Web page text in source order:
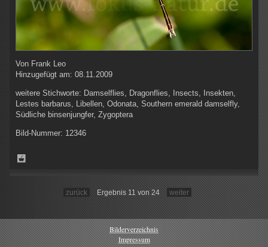
Von Frank Leo
Hinzugefügt am: 08.11.2009
weitere Stichworte: Damselflies, Dragonflies, Insects, Insekten,
Lestes barbarus, Libellen, Odonata, Southern emerald damselfly,
Südliche binsenjungfer, Zygoptera
Bild-Nummer: 12346
zurück Ergebnis 11 von 24 weiter
Bilderverzeichnis
Impressum